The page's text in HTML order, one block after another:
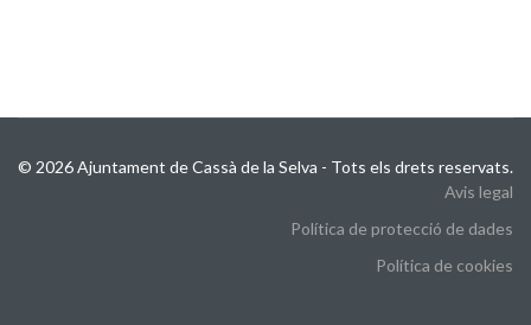
© 2026 Ajuntament de Cassà de la Selva - Tots els drets reservats.
Avis legal
Política de protecció de dades
Política de cookies